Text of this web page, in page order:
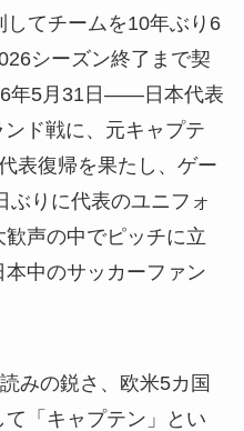
てチームを10年ぶり6
シーズン終了まで契
年5月31日——日本代表
ド戦に、元キャプテ
表復帰を果たし、ゲー
ぶりに代表のユニフォ
声の中でピッチに立
中のサッカーファン
みの鋭さ、欧米5カ国
「キャプテン」とい